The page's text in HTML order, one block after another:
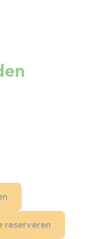
reserveren